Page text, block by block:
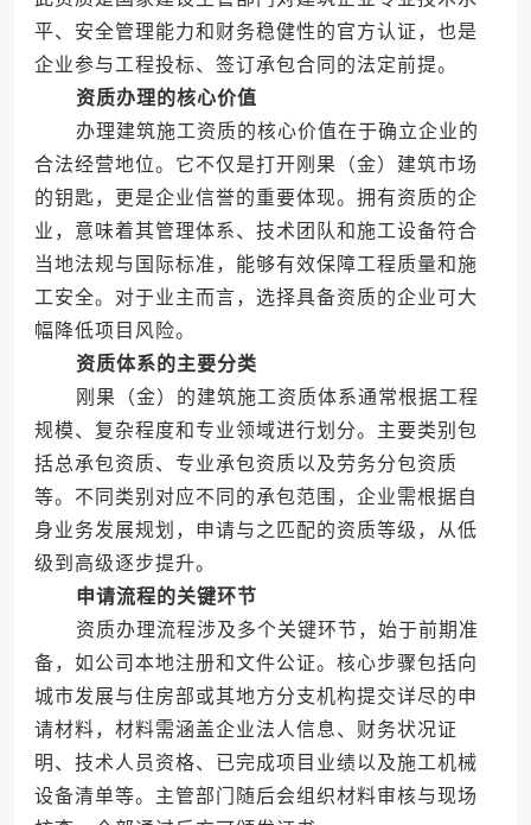
平、安全管理能力和财务稳健性的官方认证，也是
企业参与工程投标、签订承包合同的法定前提。
资质办理的核心价值
办理建筑施工资质的核心价值在于确立企业的
合法经营地位。它不仅是打开刚果（金）建筑市场
的钥匙，更是企业信誉的重要体现。拥有资质的企
业，意味着其管理体系、技术团队和施工设备符合
当地法规与国际标准，能够有效保障工程质量和施
工安全。对于业主而言，选择具备资质的企业可大
幅降低项目风险。
资质体系的主要分类
刚果（金）的建筑施工资质体系通常根据工程
规模、复杂程度和专业领域进行划分。主要类别包
括总承包资质、专业承包资质以及劳务分包资质
等。不同类别对应不同的承包范围，企业需根据自
身业务发展规划，申请与之匹配的资质等级，从低
级到高级逐步提升。
申请流程的关键环节
资质办理流程涉及多个关键环节，始于前期准
备，如公司本地注册和文件公证。核心步骤包括向
城市发展与住房部或其地方分支机构提交详尽的申
请材料，材料需涵盖企业法人信息、财务状况证
明、技术人员资格、已完成项目业绩以及施工机械
设备清单等。主管部门随后会组织材料审核与现场